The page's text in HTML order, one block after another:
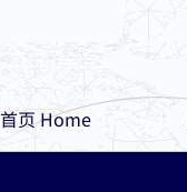
首页 Home